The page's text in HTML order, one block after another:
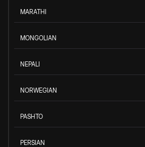
MARATHI
MONGOLIAN
NEPALI
NORWEGIAN
PASHTO
PERSIAN